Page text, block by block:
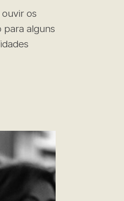
os
alguns